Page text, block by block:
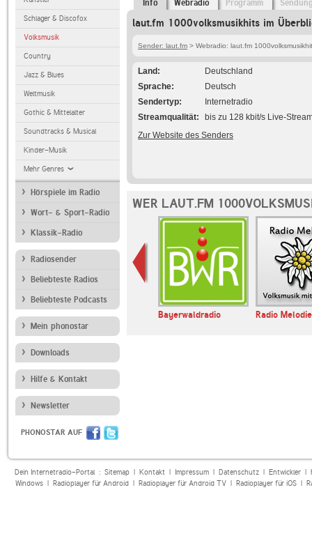
Schlager & Discofox
Volksmusik
Country
Jazz & Blues
Weltmusik
Gothic & Mittelalter
Soundtracks & Musical
Kinder-Musik
Mehr Genres
Hörspiele im Radio
Wort- & Sport-Radio
Klassik-Radio
Radiosender
Beliebteste Radios
Beliebteste Podcasts
Mein phonostar
Downloads
Hilfe & Kontakt
Newsletter
PHONOSTAR AUF
Info Webradio Programm
laut.fm 1000volksmusikhits im
Sender: laut.fm > Webradio: laut.fm
Land
Deutschland
Sprache
Deutsch
Sendertyp
Internetradio
Streamqualität
bis zu 128 kbit/s Live-
Zur Website des Senders
WER LAUT.FM
Radio Radio U1 Tirol Bayerwaldradio Radio Melodie
Dein Internetradio-Portal : Sitemap| Kontakt| Impressum| Datenschutz| Entwickler|
Windows| Radioplayer für Android| Radioplayer für Android TV| Radioplayer für iOS|